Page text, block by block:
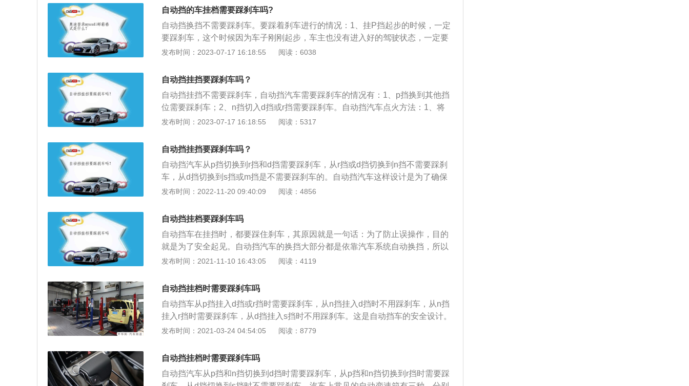
M以下。2、二挡是通过挡：用于通过复杂路面和处理复杂情况，如通过无特殊障
碍的锐角弯路、人流密集的繁华路段、较大又不太陡的上坡路段、坑洼较多的路
段等，一般速度为20KM以下。3、三挡是过渡挡：主要用于城市道路中低速行
驶，特别是速度高低变化频繁的路段，根据实际情况的变化，略加油门就稍快一
点，松油就可以慢一点，如需换挡，加速可以轻松而方便地过渡到四挡，减速可
驶，一般40公里以上，多数车辆的最佳经济车速是在发动机转速为1800—2500
左右、车速在60—80KM左右的区间，挡位放在四挡和五挡最合适，即40KM以上
放四挡，超过50KM就应上五挡。5、五挡是高速挡：主要用于高速长途行驶，50
地保持过高转速，既废油又增加发动机磨损，这时及时升至五挡，既可以保持长
于车辆。6、倒挡是倒车挡：倒车用，注意的是车在前进中不能挂倒挡前必须把
车停稳才能挂，前进中的车车未停稳，绝不能挂倒挡，否则有损坏车辆的危险。
自动挡的车挂档需要踩刹车吗?
自动挡换挡不需要踩刹车。要踩着刹车进行的情况：1、挂P挡起步的时候，一定
要踩刹车，这个时候因为车子刚刚起步，车主也没有进入好的驾驶状态，一定要
踩着刹车换挡，不然车辆容易失控。2、空挡的时候，一定要踩着刹车。3、从空
齿。在踩刹车的时不要一脚踩死，这样对刹车片的磨损很严重，会影响到制动系
统，最后导致刹车失灵。
发布时间：2023-07-17 16:18:55 阅读：6038
自动挡挂挡要踩刹车吗？
自动挡挂挡不需要踩刹车，自动挡汽车需要踩刹车的情况有：1、p挡换到其他挡
位需要踩刹车；2、n挡切入d挡或r挡需要踩刹车。自动挡汽车点火方法：1、将
点火钥匙转到第二格至电源挡，汽车电脑系统开始自检；2、踩下脚刹，将挡位
去手动换挡，车辆会根据行驶的速度和交通情况自动选择合适的挡位行驶，自动
挡汽车上的挡位从上到下分别为：p挡、r挡、n挡、d挡、s挡、l挡。
发布时间：2023-07-17 16:18:55 阅读：5317
自动挡挂挡要踩刹车吗？
自动挡汽车从p挡切换到r挡和d挡需要踩刹车，从r挡或d挡切换到n挡不需要踩刹
车，从d挡切换到s挡或m挡是不需要踩刹车的。自动挡汽车这样设计是为了确保
安全防止汽车切换挡位后立即行驶。汽车上常见的自动变速箱有三种，分别是at
需要驾驶员自己操作换挡，车子依据行驶的状况和交通条件智能化选用档位行
车，对驾车提供了很多方便。我们要先了解一下自动挡有哪些挡位：一般情况都
有P、R、N、D、2（S）、1（L）这些挡位。p挡板是停车挡板，利用机械装置
锁定车辆的旋转部分，使车辆无法移动，车辆长时间停留在固定位置时，停车前
必须拉动刹车，将变速杆挂在p挡板上。注意一定要在车子完全停止时才能使用P
能够使用半联动，所以一定要控制好加速踏板。一般要想挂入R挡，首先要按下
拨杆上的保险按钮。同样，如果汽车没有完全停止，就不能放入r档。不那样的
话，会损坏变速器。n挡板是空挡板，一般在短时间内停留或等待红灯时使用，
后拉手刹车，脚可以休息。d挡板是前进挡板，挂在这个挡板上后，驾驶员只要
发布时间：2022-11-20 09:40:09 阅读：4856
自动挡挂档要踩刹车吗
自动挡车在挂挡时，都要踩住刹车，其原因就是一句话：为了防止误操作，目的
就是为了安全起见。自动挡汽车的换挡大部分都是依靠汽车系统自动换挡，所以
自动挡汽车我们只要控制油门的大小，所以一般很少使用刹车，不过在碰到一些
互相切换的，但当我们汽车挡位在P档和R挡的时候，如果要切换挡位就需要踩刹
车才能切换其他挡位，所以自动挡换挡不用踩刹车的说法是不准确的。在其他档
位的时候切换档位则基本不需要踩刹车。另外在一些有坡度的地方停车时，一般
正确的操作是脚刹到N档，先拉手刹，再挂P档，这样汽车变速箱受到的冲击力会
小。汽车熄火最好在挂挡之后进行，如果汽车先熄火之后的挂挡可能就挂不上
发布时间：2021-11-10 16:43:05 阅读：4119
自动挡挂档时需要踩刹车吗
自动挡车从p挡挂入d挡或r挡时需要踩刹车，从n挡挂入d挡时不用踩刹车，从n挡
挂入r挡时需要踩刹车，从d挡挂入s挡时不用踩刹车。这是自动挡车的安全设计。
汽车上经常遇见的自动变速器有三种，分别是at变速器，cvt变速器，双离合变速
与手动变速器类似。 双离合变速器仅仅是比手动变速器多了一套离合器和一套换
挡调节机构。 双离合变速器的一套离合器功能作用是调节奇数挡的，另外一套离
合器功能作用是调节偶数挡的。 双离合变速器的换挡速度快，传动速率同样是相
发布时间：2021-03-24 04:54:05 阅读：8779
自动挡挂档时需要踩刹车吗
自动挡汽车从p挡和n挡切换到d挡时需要踩刹车，从p挡和n挡切换到r挡时需要踩